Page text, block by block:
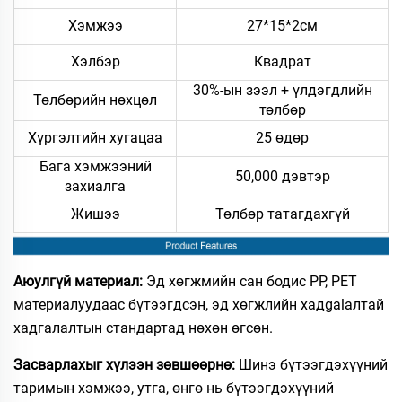
Хэмжээ 27*15*2см
Хэлбэр Квадрат
Төлбөрийн нөхцөл
30%-ын зээл + үлдэгдлийн
төлбөр
Хүргэлтийн хугацаа
25 өдөр
Бага хэмжээний
захиалга
50,000 дэвтэр
Жишээ Төлбөр татагдахгүй
Аюулгүй материал: Эд хөгжмийн сан бодис PP, PET
материалуудаас бүтээгдсэн, эд хөгжлийн хадgalалтай
хадгалалтын стандартад нөхөн өгсөн.
Засварлахыг хүлээн зөвшөөрнө: Шинэ бүтээгдэхүүний
таримын хэмжээ, утга, өнгө нь бүтээгдэхүүний